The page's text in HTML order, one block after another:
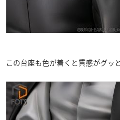
この台座も色が着くと質感がグッ